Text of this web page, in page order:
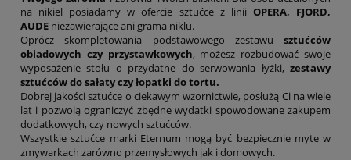
na nikiel posiadamy w ofercie sztućce z linii OPERA, FJORD,
AUDE niezawierające ani grama niklu.
Oprócz skompletowania podstawowego zestawu sztućców
obiadowych czy przystawkowych, możesz rozbudować swoje
wyposażenie stołu o przydatne do serwowania łyżki, zestawy
sztućców do sałaty czy łopatki do tortu.
Dobrej jakości sztućce o ciekawym wzornictwie, posłużą Ci na wiele
lat i pozwolą ograniczyć zbędne wydatki spowodowane zakupem
dodatkowych, czy nowych sztućców.
Wszystkie sztućce marki Eternum mogą być bezpiecznie myte w
zmywarkach zarówno przemysłowych jak i domowych.